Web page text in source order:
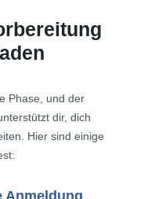
Phase, und der
dir, dich
Hier sind einige